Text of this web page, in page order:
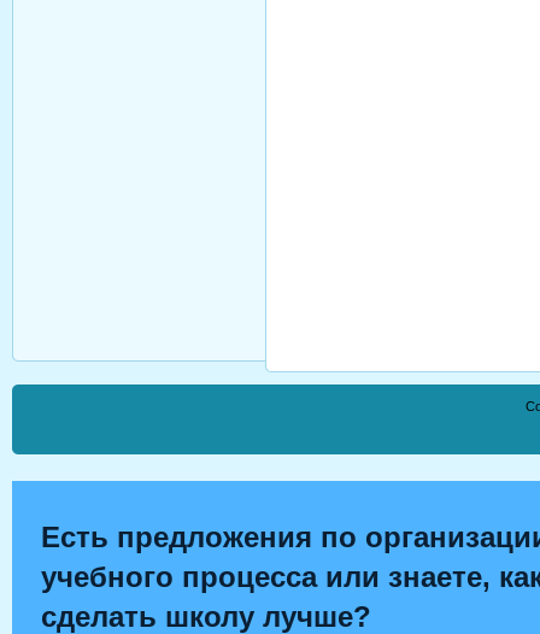
Есть предложения по
учебного процесса или знаете,
сделать школу лучше?